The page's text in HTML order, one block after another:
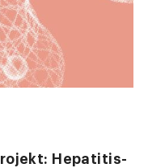
Hepatitis-